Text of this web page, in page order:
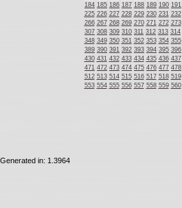
184 185 186 187 188 189 190 191
225 226 227 228 229 230 231 232
266 267 268 269 270 271 272 273
307 308 309 310 311 312 313 314
348 349 350 351 352 353 354 355
389 390 391 392 393 394 395 396
430 431 432 433 434 435 436 437
471 472 473 474 475 476 477 478
512 513 514 515 516 517 518 519
553 554 555 556 557 558 559 560
Generated in: 1.3964